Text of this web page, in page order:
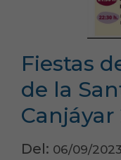
Fiestas
de la
Canjáyar
Del: 06/09/2023